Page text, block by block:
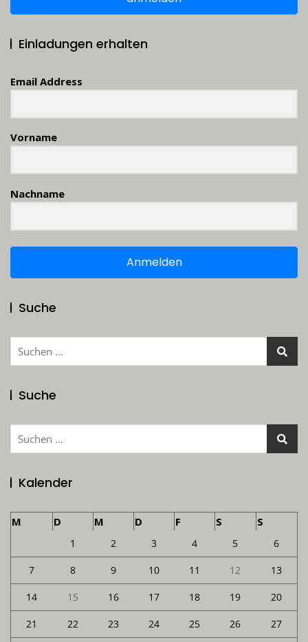
Einladungen erhalten
Email Address
Vorname
Nachname
Anmelden
Suche
Suchen
Suche
Suchen
Kalender
M D M D F S S
1 2 3 4 5 6
7 8 9 10 11 12 13
14 15 16 17 18 19 20
21 22 23 24 25 26 27